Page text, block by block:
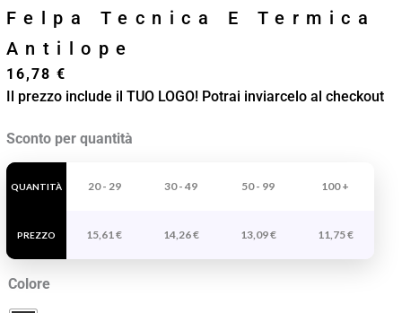
Felpa Tecnica E Termica
Antilope
16,78 €
Il prezzo include il TUO LOGO! Potrai inviarcelo al checkout
Sconto per quantità
QUANTITÀ
PREZZO
20 - 29 30 - 49 50 - 99 100 +
15,61€ 14,26€ 13,09€ 11,75€
Colore
Felpa
Tecnica
E
Antilope
quantità